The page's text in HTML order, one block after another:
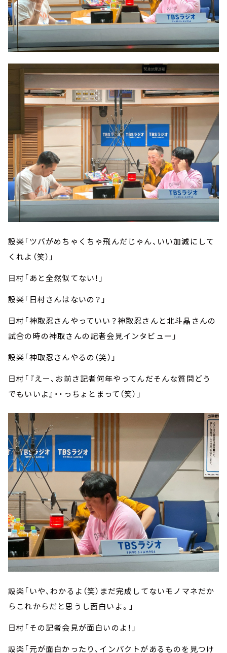
設楽「ツバがめちゃくちゃ飛んだじゃん、いい加減にして
くれよ（笑）」
日村「あと全然似てない！」
設楽「日村さんはないの？」
日村「神取忍さんやっていい？神取忍さんと北斗晶さんの
試合の時の神取さんの記者会見インタビュー」
設楽「神取忍さんやるの（笑）」
日村「『えー、お前さ記者何年やってんだそんな質問どう
でもいいよ』・・っちょとまって（笑）」
設楽「いや、わかるよ（笑）まだ完成してないモノマネだか
らこれからだと思うし面白いよ。」
日村「その記者会見が面白いのよ！」
設楽「元が面白かったり、インパクトがあるものを見つけ